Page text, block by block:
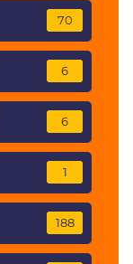
70
6
6
1
188